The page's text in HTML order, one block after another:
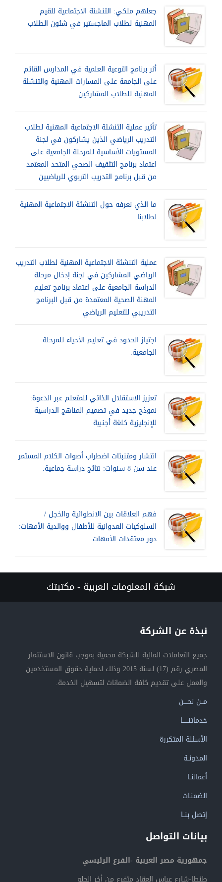
جعلهم ملكي: التنشئة الاجتماعية للقيم
المهنية لطلاب الماجستير في شئون الطلاب
أثر برنامج التوعية العلمية في المدارس القائم
على الجامعة على المسارات المهنية والتنشئة
المهنية للطلاب المشاركين
تأثير عملية التنشئة الاجتماعية المهنية لطلاب
التدريب الرياضي الذين يشاركون في لجنة
المستويات الأساسية للمرحلة الجامعية على
اعتماد برنامج التثقيف الصحي المتحد المعتمد
من قبل برنامج التدريب التربوي للرياضيين
ما الذي نعرفه حول التنشئة الاجتماعية المهنية
لطلابنا
عملية التنشئة الاجتماعية المهنية لطلاب التدريب
الرياضي المشاركين في لجنة إدخال مرحلة
الدراسة الجامعية على اعتماد برنامج تعليم
المهنة الصحية المعتمدة من قبل البرنامج
التدريبي للتعليم الرياضي
اجتياز الحدود في تعليم الأحياء للمرحلة
الجامعية.
تعزيز الاستقلال الذاتي للمتعلم عبر الدعوة:
نموذج جديد في تصميم المناهج الدراسية
للإنجليزية كلغة أجنبية
انتشار ومتنبئات اضطراب أصوات الكلام المستمر
عند سن 8 سنوات: نتائج دراسة جماعية.
فهم العلاقات بين الانطوائية والخجل /
السلوكيات العدوانية للأطفال ووالدية الأمهات:
دور معتقدات الأمهات
شبكة المعلومات العربية - مكتبتك
نبذة عن الشركة
جميع التعاملات المالية للشبكة محمية بموجب قانون الاستثمار
المصري رقم (17) لسنة 2015 وذلك لحماية حقوق المستخدمين
والعمل على تقديم كافة الضمانات لتسهيل الخدمة.
مــن نحــــن
خدماتنــــــا
الأسئلة المتكررة
المدونــة
أعمالنــا
الضمنـات
إتصل بنــا
بيانات التواصل
جمهورية مصر العربية -الفرع الرئيسي
طنطا-شارع عباس العقاد متفرع من أخر الحلو